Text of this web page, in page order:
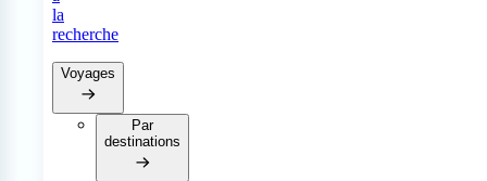
la
recherche
Voyages
Par
destinations